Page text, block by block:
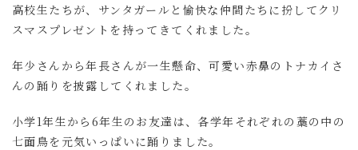
高校生たちが、サンタガールと愉快な仲間たちに扮してクリ
スマスプレゼントを持ってきてくれました。
年少さんから年長さんが一生懸命、可愛い赤鼻のトナカイさ
んの踊りを披露してくれました。
小学1年生から6年生のお友達は、各学年それぞれの藁の中の
七面鳥を元気いっぱいに踊りました。